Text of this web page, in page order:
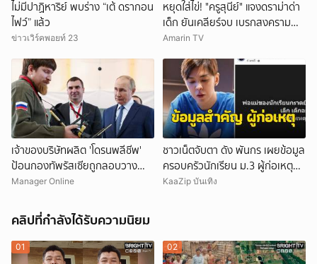
ไม่มีปาฏิหาริย์ พบร่าง “เต้ ดรากอน
ไฟว์” แล้ว
ข่าวเวิร์คพอยท์ 23
หยุดใส่ไข่! "ครูสุนีย์" แจงดราม่าด่า
เด็ก ยันเคลียร์จบ เบรกสงคราม
Gen
Amarin TV
เจ้าของบริษัทผลิต 'โดรนพลีชีพ'
ป้อนกองทัพรัสเซียถูกลอบวาง
'คาร์บอมบ์' บาดเจ็บ-คนขับรถเสีย
Manager Online
ชาวเน็ตจับตา ดัง พันกร เผยข้อมูล
ครอบครัวนักเรียน ม.3 ผู้ก่อเหตุ
และที่มาอาวุธ
KaaZip บันเทิง
คลิปที่กำลังได้รับความนิยม
01 02